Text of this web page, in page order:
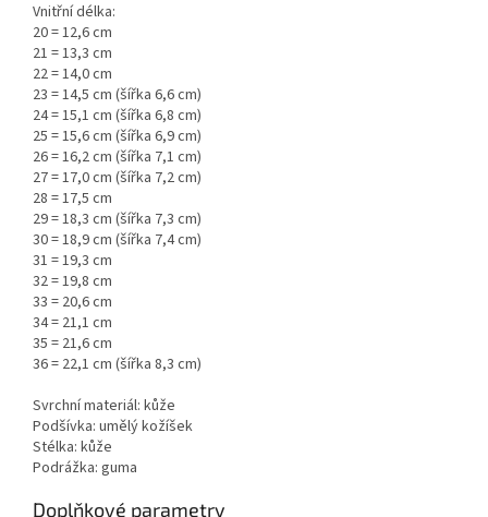
Vnitřní délka:
20 = 12,6 cm
21 = 13,3 cm
22 = 14,0 cm
23 = 14,5 cm (šířka 6,6 cm)
24 = 15,1 cm (šířka 6,8 cm)
25 = 15,6 cm (šířka 6,9 cm)
26 = 16,2 cm (šířka 7,1 cm)
27 = 17,0 cm (šířka 7,2 cm)
28 = 17,5 cm
29 = 18,3 cm (šířka 7,3 cm)
30 = 18,9 cm (šířka 7,4 cm)
31 = 19,3 cm
32 = 19,8 cm
33 = 20,6 cm
34 = 21,1 cm
35 = 21,6 cm
36 = 22,1 cm (šířka 8,3 cm)
Svrchní materiál: kůže
Podšívka: umělý kožíšek
Stélka: kůže
Podrážka: guma
Doplňkové parametry